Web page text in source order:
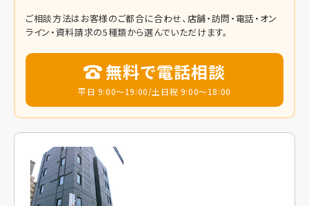
ご相談方法はお客様のご都合に合わせ、店舗・訪問・電話・オン
ライン・資料請求の5種類から選んでいただけます。
無料で電話相談
平日 9:00～19:00/土日祝 9:00～18:00